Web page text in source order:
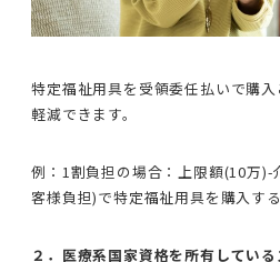
特定福祉用具を受領委任払いで購
軽減できます。
例：1割負担の場合：上限額(10万)-
客様負担)で特定福祉用具を購入す
２．医療系国家資格を所有してい